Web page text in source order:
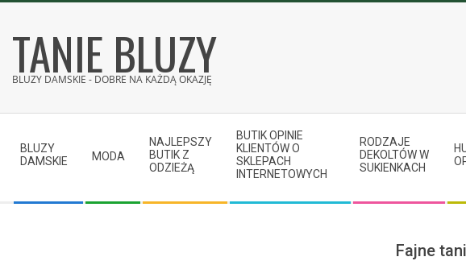
content
TANIE BLUZY
BLUZY DAMSKIE - DOBRE NA KAŻDĄ OKAZJĘ
Navigation
Menu
BLUZY
DAMSKIE
MODA
NAJLEPSZY
BUTIK Z
ODZIEŻĄ
BUTIK OPINIE
KLIENTÓW O
SKLEPACH
INTERNETOWYCH
RODZAJE
DEKOLTÓW W
SUKIENKACH
Fajne